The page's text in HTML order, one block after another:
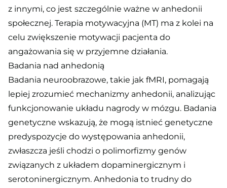
z innymi, co jest szczególnie ważne w anhedonii
społecznej. Terapia motywacyjna (MT) ma z kolei na
celu zwiększenie motywacji pacjenta do
angażowania się w przyjemne działania.
Badania nad anhedonią
Badania neuroobrazowe, takie jak fMRI, pomagają
lepiej zrozumieć mechanizmy anhedonii, analizując
funkcjonowanie układu nagrody w mózgu. Badania
genetyczne wskazują, że mogą istnieć genetyczne
predyspozycje do występowania anhedonii,
zwłaszcza jeśli chodzi o polimorfizmy genów
związanych z układem dopaminergicznym i
serotoninergicznym. Anhedonia to trudny do